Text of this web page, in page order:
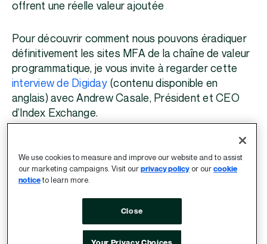
offrent une réelle valeur ajoutée
Pour découvrir comment nous pouvons éradiquer
définitivement les sites MFA de la chaîne de valeur
programmatique, je vous invite à regarder cette
interview de Digiday(contenu disponible en
anglais) avec Andrew Casale, Président et CEO
d’Index Exchange.
We use cookies to measure and improve our website and to assist
our marketing campaigns. Visit our privacy policy or ourcookie
noticeto learn more.
Close